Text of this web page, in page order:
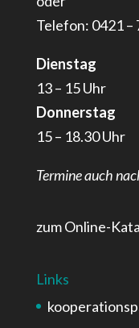
Telefon: 0421 –
Dienstag
13 – 15 Uhr
Donnerstag
15 – 18.30 Uhr
Termine auch
zum Online-
Links